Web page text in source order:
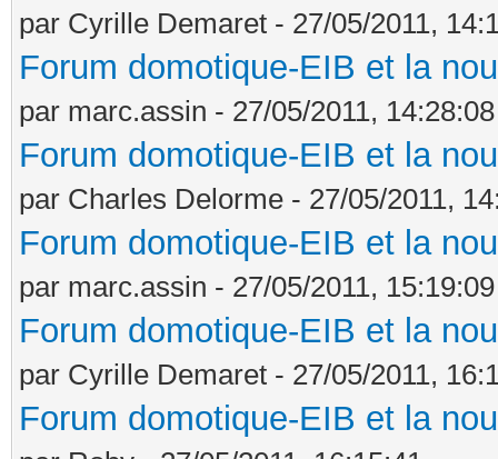
par Cyrille Demaret - 27/05/2011,
Forum domotique-EIB et la
par marc.assin - 27/05/2011, 14:28:08
Forum domotique-EIB et la
par Charles Delorme - 27/05/2011,
Forum domotique-EIB et la
par marc.assin - 27/05/2011, 15:19:09
Forum domotique-EIB et la
par Cyrille Demaret - 27/05/2011,
Forum domotique-EIB et la